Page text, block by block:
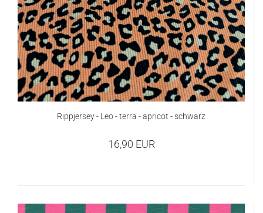
Rippjersey - Leo - terra - apricot - schwarz
16,90 EUR